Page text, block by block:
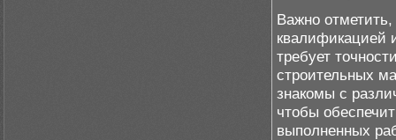
Важно
квалификацией
требует
строительных
знакомы с
чтобы
выполненных